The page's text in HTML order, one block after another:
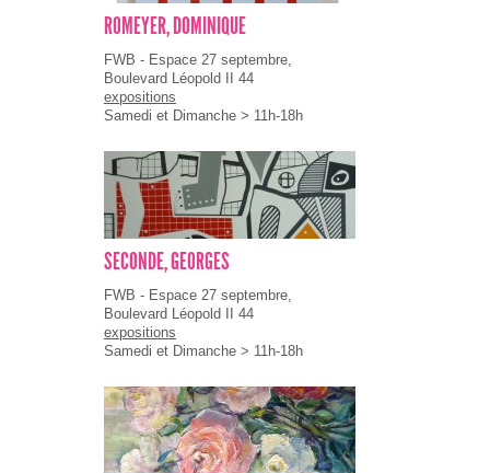
ROMEYER, DOMINIQUE
FWB - Espace 27 septembre,
Boulevard Léopold II 44
expositions
Samedi et Dimanche > 11h-18h
SECONDE, GEORGES
FWB - Espace 27 septembre,
Boulevard Léopold II 44
expositions
Samedi et Dimanche > 11h-18h